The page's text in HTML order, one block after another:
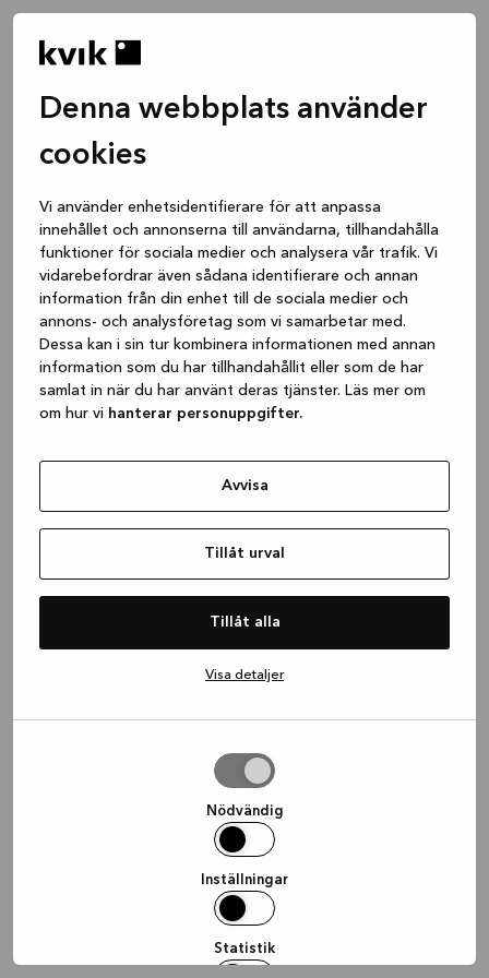
Denna webbplats använder
cookies
Vi använder enhetsidentifierare för att anpassa
innehållet och annonserna till användarna, tillhandahålla
funktioner för sociala medier och analysera vår trafik. Vi
vidarebefordrar även sådana identifierare och annan
information från din enhet till de sociala medier och
annons- och analysföretag som vi samarbetar med.
Dessa kan i sin tur kombinera informationen med annan
information som du har tillhandahållit eller som de har
samlat in när du har använt deras tjänster. Läs mer om
om hur vi hanterar personuppgifter.
Avvisa
Tillåt urval
Tillåt alla
Visa detaljer
Nödvändig
Inställningar
Statistik
(see the browser console for more
information).